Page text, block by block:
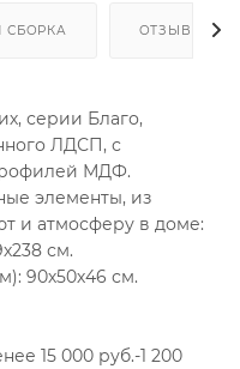
СБОРКА ОТЗЫВЫ
серии Благо,
ЛДСП, с
МДФ.
элементы, из
и атмосферу в доме:
см.
90х50х46 см.
15 000 руб.-1 200